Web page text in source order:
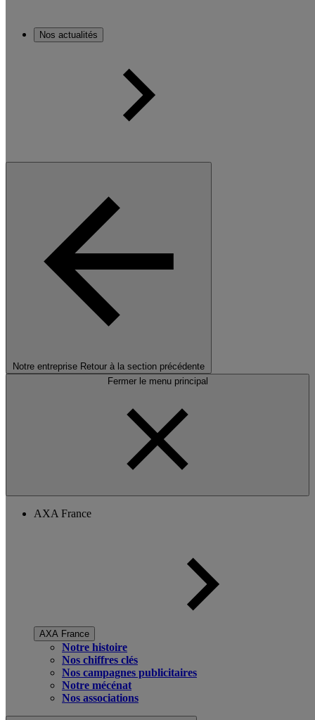
Nos actualités
Notre entreprise Retour à la section précédente
Fermer le menu principal
AXA France
AXA France
Notre histoire
Nos chiffres clés
Nos campagnes publicitaires
Notre mécénat
Nos associations